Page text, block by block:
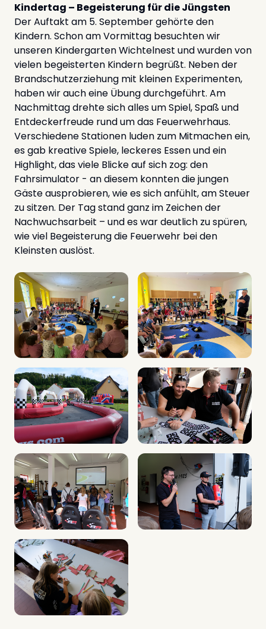
Kindertag – Begeisterung für die Jüngsten
Der Auftakt am 5. September gehörte den
Kindern. Schon am Vormittag besuchten wir
unseren Kindergarten Wichtelnest und wurden von
vielen begeisterten Kindern begrüßt. Neben der
Brandschutzerziehung mit kleinen Experimenten,
haben wir auch eine Übung durchgeführt. Am
Nachmittag drehte sich alles um Spiel, Spaß und
Entdeckerfreude rund um das Feuerwehrhaus.
Verschiedene Stationen luden zum Mitmachen ein,
es gab kreative Spiele, leckeres Essen und ein
Highlight, das viele Blicke auf sich zog: den
Fahrsimulator - an diesem konnten die jungen
Gäste ausprobieren, wie es sich anfühlt, am Steuer
zu sitzen. Der Tag stand ganz im Zeichen der
Nachwuchsarbeit – und es war deutlich zu spüren,
wie viel Begeisterung die Feuerwehr bei den
Kleinsten auslöst.